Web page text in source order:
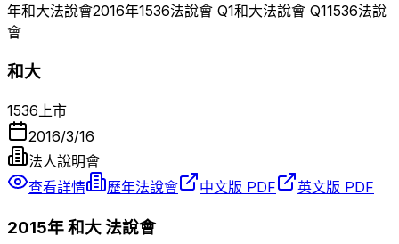
年和大法說會2016年1536法說會 Q1和大法說會 Q11536法說
會
和大
1536上市
2016/3/16
法人說明會
查看詳情
歷年法說會 中文版 PDF 英文版 PDF
2015年和大法說會